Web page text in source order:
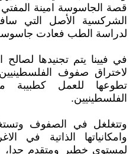
قصة الجاسوسة امينة المفتي
الشركسية الأصل التي
لدراسة الطب فعادت
في فيينا يتم تجنيدها
لاختراق صفوف
تطوعها للعمل كطبيبة
الفلسطينيين.
وتتغلغل في الصفوف
وامكانياتها الذاتية في
لمستوى خطير ومتقدم جدا،